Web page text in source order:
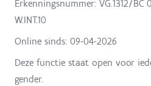
Erkenningsnummer: VG.1312/BC
W.INT.10
Online sinds: 09-04-2026
Deze functie staat open voor
gender.